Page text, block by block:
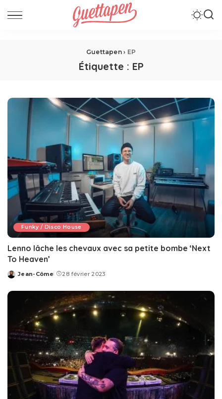
Guettapen› EP
Étiquette : EP
Funky / Disco House
Lenno lâche les chevaux avec sa petite bombe ‘Next
To Heaven’
Posted
Jean-Côme 28 février 2023